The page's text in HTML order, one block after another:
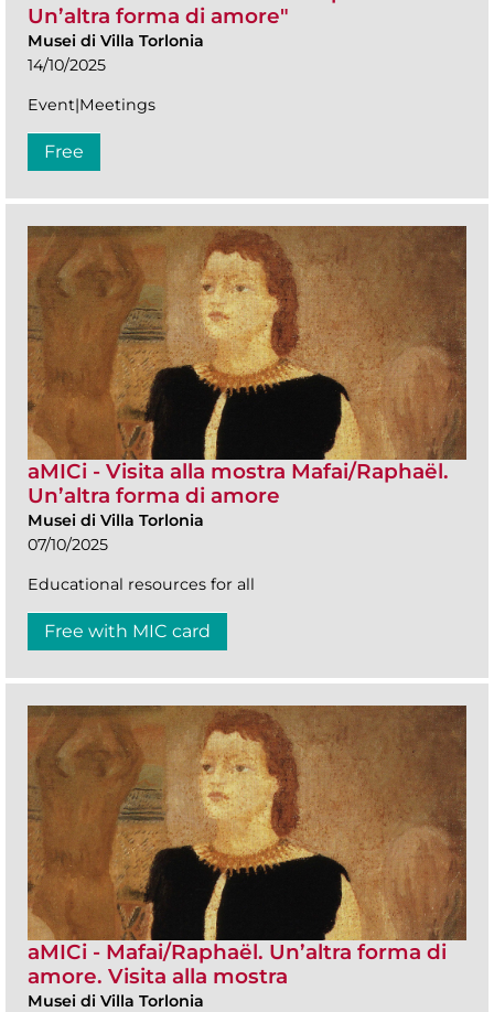
Un’altra forma di amore"
Musei di Villa Torlonia
14/10/2025
Event|Meetings
Free
aMICi - Visita alla mostra Mafai/Raphaël.
Un’altra forma di amore
Musei di Villa Torlonia
07/10/2025
Educational resources for all
Free with MIC card
aMICi - Mafai/Raphaël. Un’altra forma di
amore. Visita alla mostra
Musei di Villa Torlonia